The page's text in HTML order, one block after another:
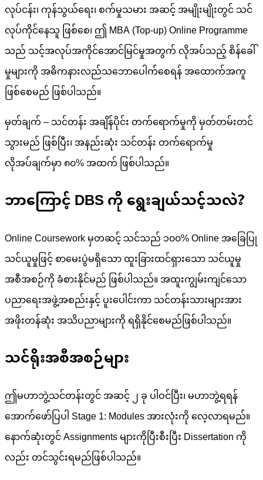
လုပ်ငန်း၊ ကုန်သွယ်ရေး၊ စက်မှုသမား အဆင့် အမျိုးမျိုးတွင် သင်
လုပ်ကိုင်နေသူ ဖြစ်စေ၊ ဤ MBA (Top-up) Online Programme
သည် သင့်အလုပ်အကိုင်အောင်မြင်မှုအတွက် လိုအပ်သည့် စိန်ခေါ်
မှုများကို အဓိကနားလည်သဘောပေါက်စေရန် အထောက်အကူ
ဖြစ်စေမည် ဖြစ်ပါသည်။
မှတ်ချက် – သင်တန်း အချိန်ပိုင်း တက်ရောက်မှုကို မှတ်တမ်းတင်
သွားမည် ဖြစ်ပြီး၊ အနည်းဆုံး သင်တန်း တက်ရောက်မှု
လိုအပ်ချက်မှာ ၈၀% အထက် ဖြစ်ပါသည်။
ဘာကြောင့် DBS ကို ရွေးချယ်သင့်သလဲ?
Online Coursework မှတဆင့် သင်သည် ၁၀၀% Online အခြေပြု
သင်ယူမှုဖြင့် စာမေးပွဲမရှိသော ထူးခြားထင်ရှားသော သင်ယူမှု
အစီအစဉ်ကို ခံစားနိုင်မည် ဖြစ်ပါသည်။ အထူးကျွမ်းကျင်သော
ပညာရေးအဖွဲ့အစည်းနှင့် ပူးပေါင်းကာ သင်တန်းသားများအား
အဖိုးတန်ဆုံး အသိပညာများကို ရရှိနိုင်စေမည်ဖြစ်ပါသည်။
သင်ရိုးအစီအစဉ်များ
ဤမဟာဘွဲ့သင်တန်းတွင် အဆင့် ၂ ခု ပါဝင်ပြီး၊ မဟာဘွဲ့ရရန်
အောက်ဖော်ပြပါ Stage 1: Modules အားလုံးကို လေ့လာရမည်။
နောက်ဆုံးတွင် Assignments များကိုပြီးစီးပြီး Dissertation ကို
လည်း တင်သွင်းရမည်ဖြစ်ပါသည်။